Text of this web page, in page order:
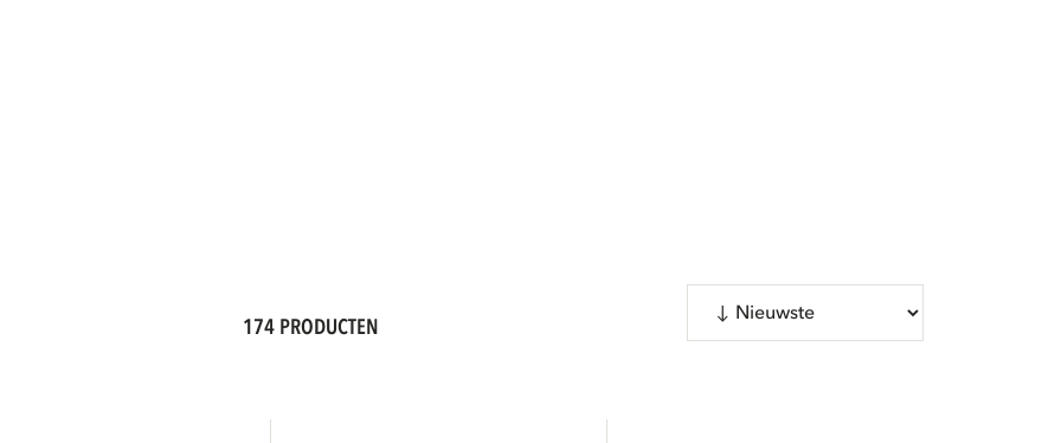
174 PRODUCTEN